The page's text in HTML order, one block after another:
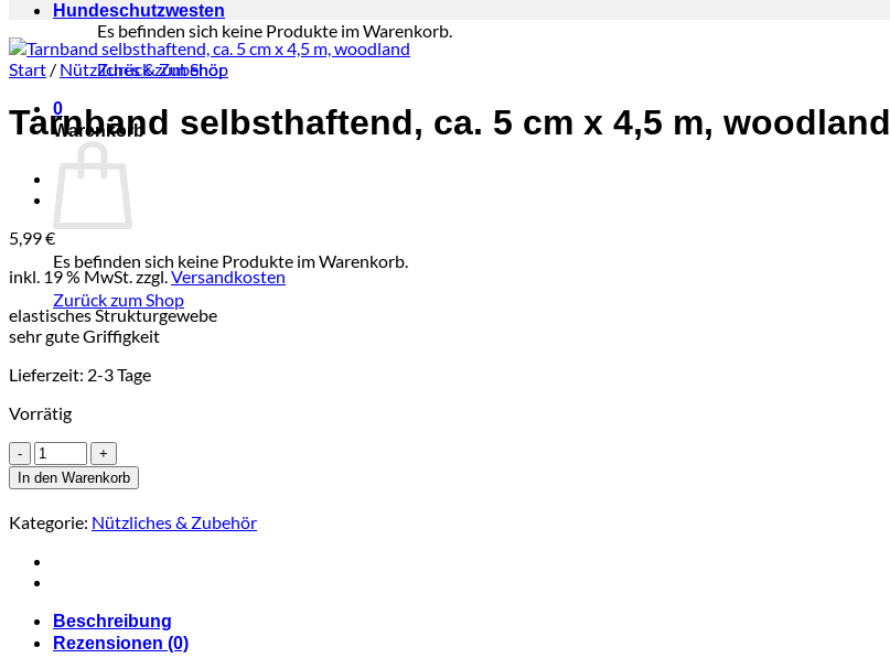
Es befinden sich keine Produkte im Warenkorb.
Zurück zum Shop
0
Warenkorb
Es befinden sich keine Produkte im Warenkorb.
Zurück zum Shop
Hundeschutzwesten
Start / Nützliches & Zubehör
Tarnband selbsthaftend, ca. 5 cm x 4,5 m, woodland
5,99€
inkl. 19 % MwSt.zzgl.Versandkosten
elastisches Strukturgewebe
sehr gute Griffigkeit
Lieferzeit: 2-3 Tage
Vorrätig
Tarnband
selbsthaftend,
ca.
cm
x
4,5
woodland
Menge
In den Warenkorb
Kategorie: Nützliches & Zubehör
Beschreibung
Rezensionen (0)